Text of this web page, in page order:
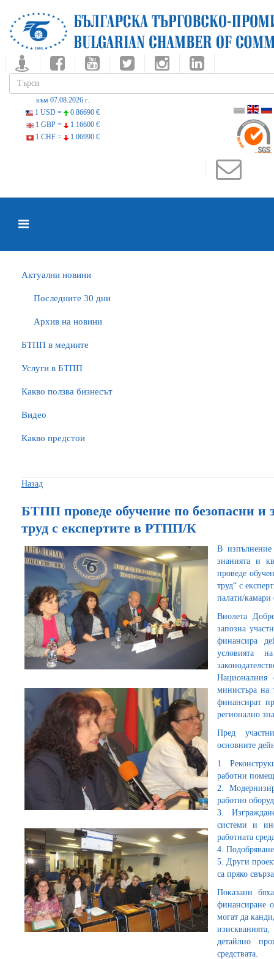
към 07.08.2026 г.
1 USD =
0.86690 €
1 GBP =
1.16600 €
1 CHF =
1.06990 €
Актуални новини
Последните 30 дни
Архив на новини
БTПП в медиите
Услуги в БТПП
Какво ползва бизнесът
Видео
Какво предстои
Назад
БТПП проведе обучение по безопасни и
труд с експертите в РТПП/К
В
знанията и
проведе
труд“ с
палати/
Виолета
запозна
финансира
условията
Националния
министъра на
финансират
регионално
Пред
основните
1.
работни
2.
работно
3.
системи и
работната
4.
5. Други
са пряко
Показани
финансиране
могат да
детайлно
средствата.